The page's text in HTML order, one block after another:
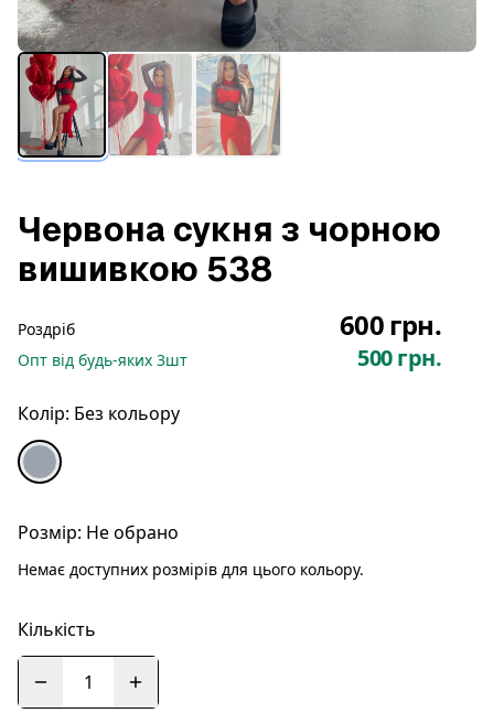
Червона сукня з чорною
вишивкою 538
Роздріб 600 грн.
Опт від будь-яких 3шт 500 грн.
Колір: Без кольору
Розмір: Не обрано
Немає доступних розмірів для цього кольору.
Кількість
1